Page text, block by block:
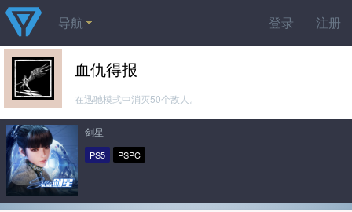
登录 注册
导航
血仇得报
在迅驰模式中消灭50个敌人。
剑星
PS5 PSPC